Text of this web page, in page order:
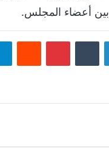
أعضاء المجلس.
لينكدإن بينتيريست